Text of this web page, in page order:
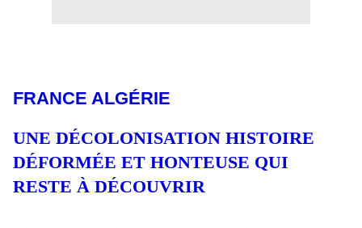
FRANCE ALGÉRIE
UNE DÉCOLONISATION HISTOIRE
DÉFORMÉE ET HONTEUSE QUI
RESTE À DÉCOUVRIR